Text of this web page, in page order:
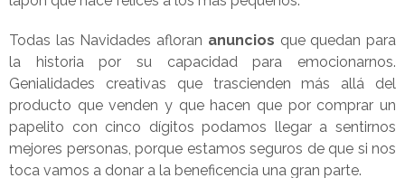
Todas las Navidades afloran anuncios que quedan para
la historia por su capacidad para emocionarnos.
Genialidades creativas que trascienden más allá del
producto que venden y que hacen que por comprar un
papelito con cinco dígitos podamos llegar a sentirnos
mejores personas, porque estamos seguros de que si nos
toca vamos a donar a la beneficencia una gran parte.